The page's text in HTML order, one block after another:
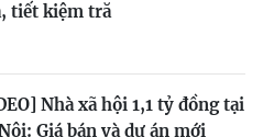
tiết kiệm tră
Nhà xã hội 1,1 tỷ đồng tại
Giá bán và dự án mới